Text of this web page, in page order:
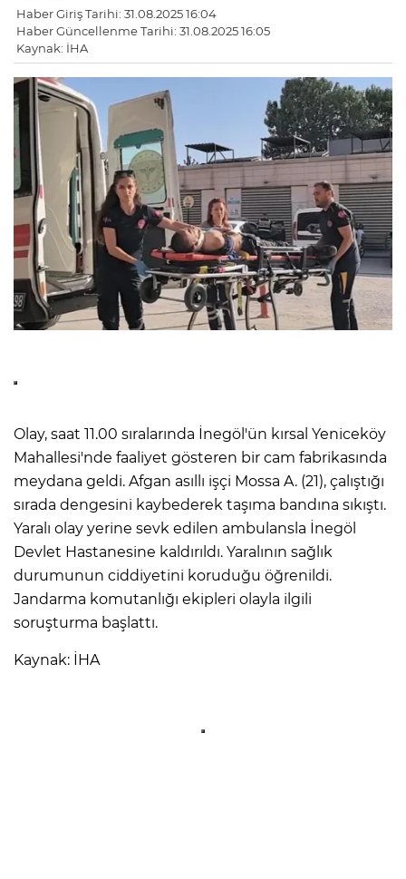
Haber Giriş Tarihi: 31.08.2025 16:04
Haber Güncellenme Tarihi: 31.08.2025 16:05
Kaynak: İHA
Olay, saat 11.00 sıralarında İnegöl'ün kırsal Yeniceköy
Mahallesi'nde faaliyet gösteren bir cam fabrikasında
meydana geldi. Afgan asıllı işçi Mossa A. (21), çalıştığı
sırada dengesini kaybederek taşıma bandına sıkıştı.
Yaralı olay yerine sevk edilen ambulansla İnegöl
Devlet Hastanesine kaldırıldı. Yaralının sağlık
durumunun ciddiyetini koruduğu öğrenildi.
Jandarma komutanlığı ekipleri olayla ilgili
soruşturma başlattı.
Kaynak: İHA